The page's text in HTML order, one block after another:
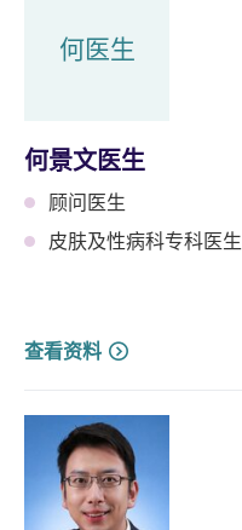
何医生
何景文医生
顾问医生
皮肤及性病科专科医生
查看资料